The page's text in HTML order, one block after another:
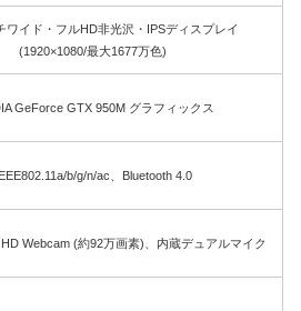
ワイド・フルHD非光沢・IPSディスプレイ
(1920×1080/最大1677万色)
GeForce GTX 950M グラフィックス
b/g/n/ac、Bluetooth 4.0
Webcam (約92万画素)、内蔵デュアルマイク